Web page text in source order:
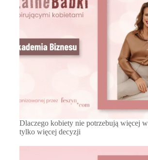
Dlaczego kobiety nie potrzebują więcej
tylko więcej decyzji